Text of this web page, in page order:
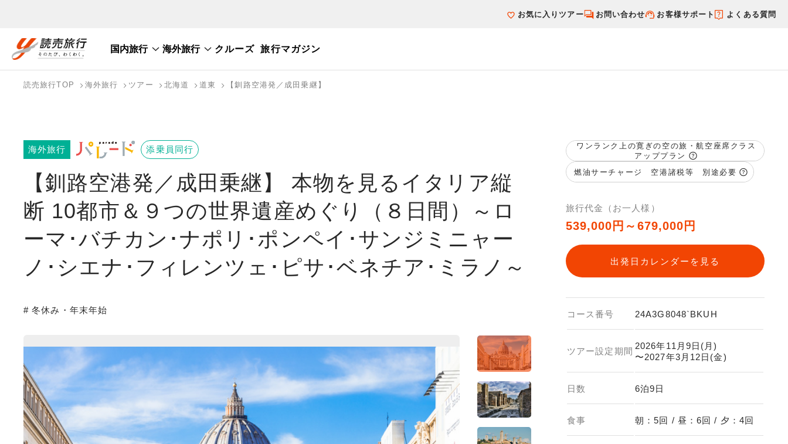
お気に入りツアー お問い合わせ お客様サポート よくある質問
国内旅行 海外旅行 クルーズ 旅行マガジン
国内旅行トップ
海外旅行トップ
読売旅行TOP 海外旅行 ツアー 北海道 道東 【釧路空港発／成田乗継】
【釧路空港発／成田乗継】 本物を見るイタリア縦
断 10都市＆９つの世界遺産めぐり（８日間）～ロ
ーマ･バチカン･ナポリ･ポンペイ･サンジミニャー
ノ･シエナ･フィレンツェ･ピサ･ベネチア･ミラノ～
海外旅行 添乗員同行
# 冬休み・年末年始
ワンランク上の寛ぎの空の旅・航空座席クラス
アッププラン
燃油サーチャージ 空港諸税等 別途必要
旅行代金（お一人様）
539,000円～679,000円
出発日カレンダーを見る
コース番号 24A3G8048`BKUH
ツアー設定期間
2026年11月9日(月)
〜2027年3月12日(金)
日数 6泊9日
食事 朝：5回 / 昼：6回 / 夕：4回